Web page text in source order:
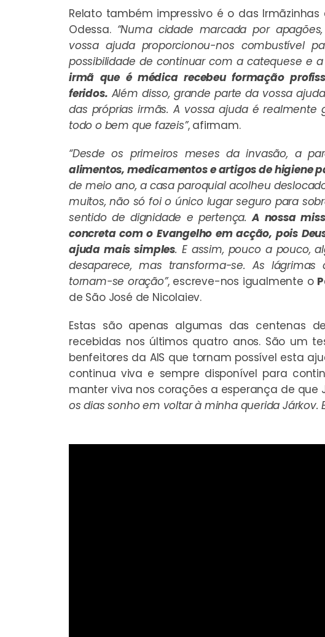
Relato também impressivo é o das
Odessa. “Numa cidade marcada por
vossa ajuda proporcionou-nos combustível
possibilidade de continuar com a catequese e a
irmã que é médica recebeu formação
feridos. Além disso, grande parte da vossa
das próprias irmãs. A vossa ajuda é
todo o bem que fazeis”, afirmam.
“Desde os primeiros meses da invasão, a
alimentos, medicamentos e artigos de higiene
de meio ano, a casa paroquial acolheu
muitos, não só foi o único lugar seguro para
sentido de dignidade e pertença. A nossa
concreta com o Evangelho em acção, pois
ajuda mais simples. E assim, pouco a pouco,
desaparece, mas transforma-se. As
tornam-se oração”, escreve-nos igualmente o
de São José de Nicolaiev.
Estas são apenas algumas das centenas
recebidas nos últimos quatro anos. São um
benfeitores da AIS que tornam possível esta
continua viva e sempre disponível para
manter viva nos corações a esperança de
os dias sonho em voltar à minha querida Járkov.